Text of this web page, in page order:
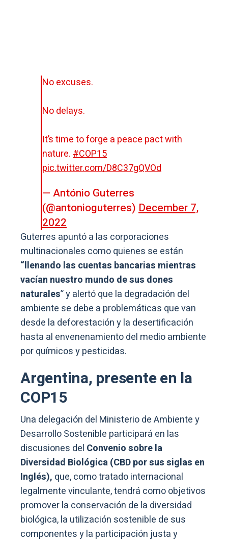
No excuses.
No delays.
It’s time to forge a peace pact with
nature.#COP15
pic.twitter.com/D8C37gQVOd
— António Guterres
(@antonioguterres) December 7,
2022
Guterres apuntó a las corporaciones
multinacionales como quienes se están
“llenando las cuentas bancarias mientras
vacían nuestro mundo de sus dones
naturales” y alertó que la degradación del
ambiente se debe a problemáticas que van
desde la deforestación y la desertificación
hasta al envenenamiento del medio ambiente
por químicos y pesticidas.
Argentina, presente en la
COP15
Una delegación del Ministerio de Ambiente y
Desarrollo Sostenible participará en las
discusiones del Convenio sobre la
Diversidad Biológica (CBD por sus siglas en
Inglés), que, como tratado internacional
legalmente vinculante, tendrá como objetivos
promover la conservación de la diversidad
biológica, la utilización sostenible de sus
componentes y la participación justa y